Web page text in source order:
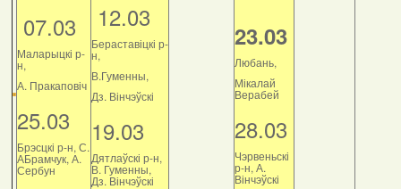
07.03
Маларыцкі р-
н,
А. Пракаповіч
25.03
Брэсцкі р-н, С.
АБрамчук, А.
Сербун
12.03
Бераставіцкі р-
н,
В.Гуменны,
Дз. Вінчэўскі
19.03
Дятлаўскі р-н,
В. Гуменны,
Дз. Вінчэўскі
23.03
Любань,
Мікалай
Верабей
28.03
Чэрвеньскі
р-н, А.
Вінчэўскі